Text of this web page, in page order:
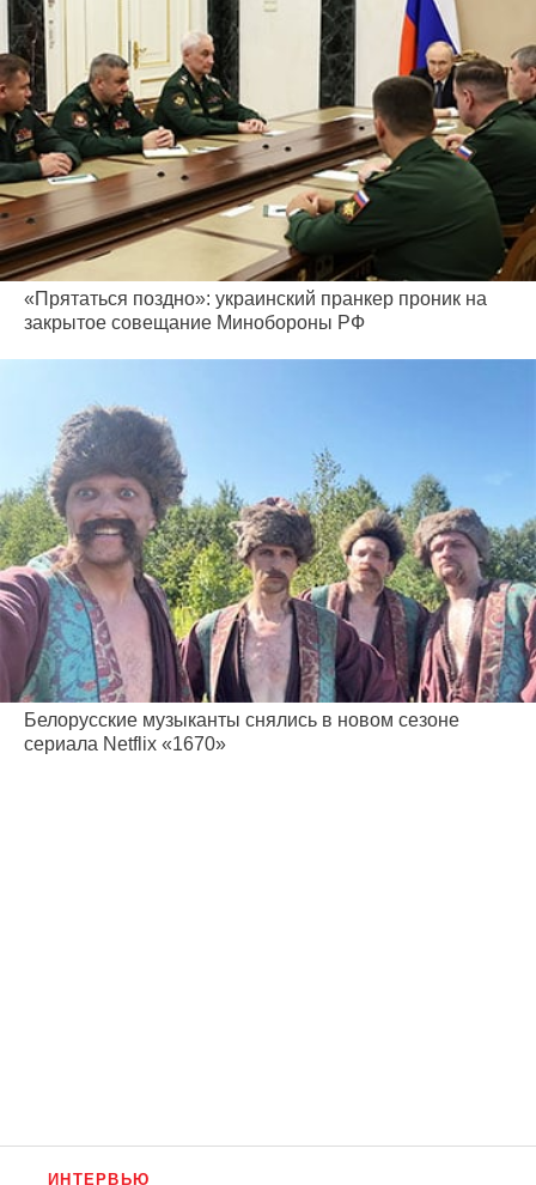
«Прятаться поздно»: украинский пранкер проник на
закрытое совещание Минобороны РФ
Белорусские музыканты снялись в новом сезоне
сериала Netflix «1670»
ИНТЕРВЬЮ